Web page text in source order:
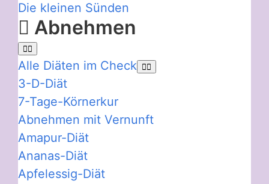
Die kleinen Sünden
Abnehmen
Alle Diäten im Check
3-D-Diät
7-Tage-Körnerkur
Abnehmen mit Vernunft
Amapur-Diät
Ananas-Diät
Apfelessig-Diät